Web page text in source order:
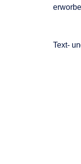
Text-